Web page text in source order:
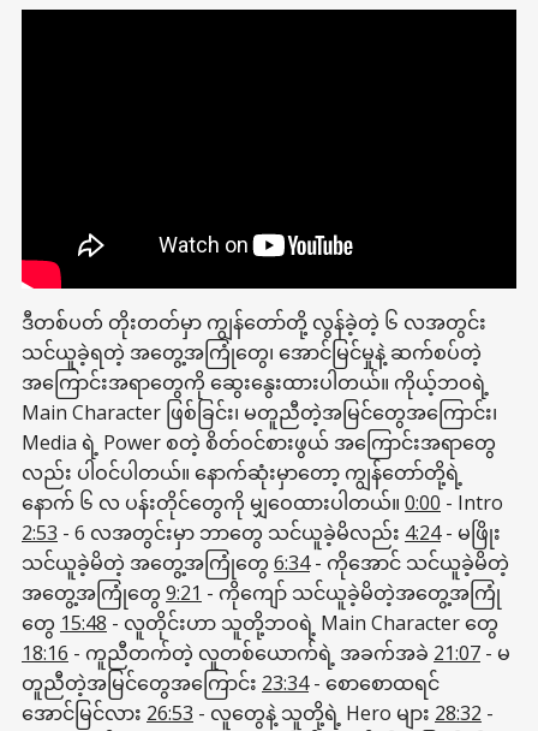
ဒီတစ်ပတ် တိုးတတ်မှာ ကျွန်တော်တို့ လွန်ခဲ့တဲ့ ၆ လအတွင်း
သင်ယူခဲ့ရတဲ့ အတွေ့အကြုံတွေ၊ အောင်မြင်မှုနဲ့ ဆက်စပ်တဲ့
အကြောင်းအရာတွေကို ဆွေးနွေးထားပါတယ်။ ကိုယ့်ဘဝရဲ့
Main Character ဖြစ်ခြင်း၊ မတူညီတဲ့အမြင်တွေအကြောင်း၊
Media ရဲ့ Power စတဲ့ စိတ်ဝင်စားဖွယ် အကြောင်းအရာတွေ
လည်း ပါဝင်ပါတယ်။ နောက်ဆုံးမှာတော့ ကျွန်တော်တို့ရဲ့
နောက် ၆ လ ပန်းတိုင်တွေကို မျှဝေထားပါတယ်။ 0:00 - Intro
2:53 - 6 လအတွင်းမှာ ဘာတွေ သင်ယူခဲ့မိလည်း 4:24- မဖြိုး
သင်ယူခဲ့မိတဲ့ အတွေ့အကြုံတွေ 6:34- ကိုအောင် သင်ယူခဲ့မိတဲ့
အတွေ့အကြုံတွေ 9:21 - ကိုကျော် သင်ယူခဲ့မိတဲ့အတွေ့အကြုံ
တွေ 15:48 - လူတိုင်းဟာ သူတို့ဘဝရဲ့ Main Character တွေ
18:16 - ကူညီတက်တဲ့ လူတစ်ယောက်ရဲ့ အခက်အခဲ 21:07 - မ
တူညီတဲ့အမြင်တွေအကြောင်း 23:34- စောစောထရင်
အောင်မြင်လား 26:53 - လူတွေနဲ့ သူတို့ရဲ့ Hero များ 28:32 -